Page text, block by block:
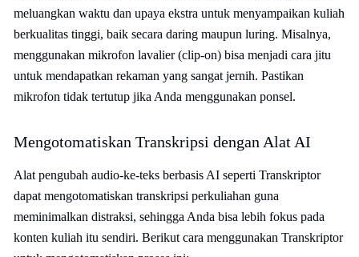
meluangkan waktu dan upaya ekstra untuk menyampaikan kuliah
berkualitas tinggi, baik secara daring maupun luring. Misalnya,
menggunakan mikrofon lavalier (clip-on) bisa menjadi cara jitu
untuk mendapatkan rekaman yang sangat jernih. Pastikan
mikrofon tidak tertutup jika Anda menggunakan ponsel.
Mengotomatiskan Transkripsi dengan Alat AI
Alat pengubah audio-ke-teks berbasis AI seperti Transkriptor
dapat mengotomatiskan transkripsi perkuliahan guna
meminimalkan distraksi, sehingga Anda bisa lebih fokus pada
konten kuliah itu sendiri. Berikut cara menggunakan Transkriptor